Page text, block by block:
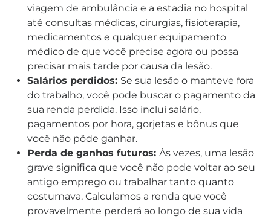
viagem de ambulância e a estadia no hospital
até consultas médicas, cirurgias, fisioterapia,
medicamentos e qualquer equipamento
médico de que você precise agora ou possa
precisar mais tarde por causa da lesão.
Salários perdidos: Se sua lesão o manteve fora
do trabalho, você pode buscar o pagamento da
sua renda perdida. Isso inclui salário,
pagamentos por hora, gorjetas e bônus que
você não pôde ganhar.
Perda de ganhos futuros: Às vezes, uma lesão
grave significa que você não pode voltar ao seu
antigo emprego ou trabalhar tanto quanto
costumava. Calculamos a renda que você
provavelmente perderá ao longo de sua vida